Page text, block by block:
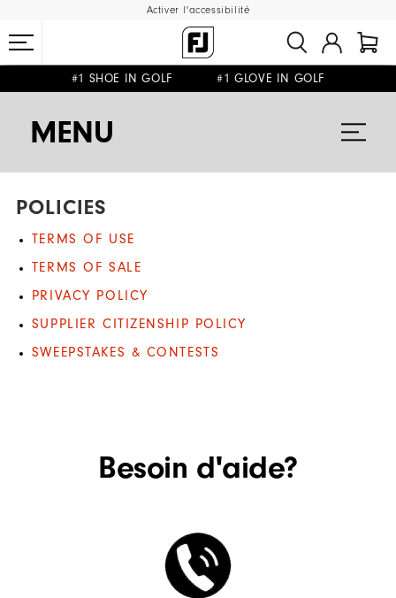
Activer l'accessibilité
#1 SHOE IN GOLF #1 GLOVE IN GOLF
MENU
POLICIES
TERMS OF USE
TERMS OF SALE
PRIVACY POLICY
SUPPLIER CITIZENSHIP POLICY
SWEEPSTAKES & CONTESTS
Besoin d'aide?